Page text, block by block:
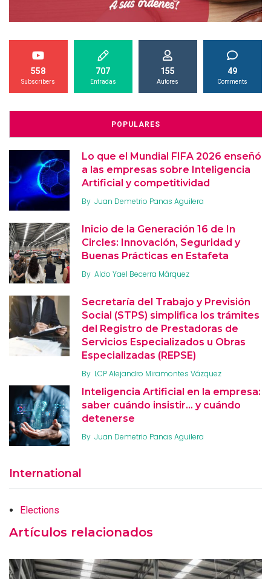
558
Subscribers
707
Entradas
155
Autores
49
Comments
POPULARES
Lo que el Mundial FIFA 2026 enseñó
a las empresas sobre Inteligencia
Artificial y competitividad
By Juan Demetrio Panas Aguilera
Inicio de la Generación 16 de In
Circles: Innovación, Seguridad y
Buenas Prácticas en Estafeta
By Aldo Yael Becerra Márquez
Secretaría del Trabajo y Previsión
Social (STPS) simplifica los trámites
del Registro de Prestadoras de
Servicios Especializados u Obras
Especializadas (REPSE)
By LCP Alejandro Miramontes Vázquez
Inteligencia Artificial en la empresa:
saber cuándo insistir… y cuándo
detenerse
By Juan Demetrio Panas Aguilera
International
Elections
Artículos relacionados